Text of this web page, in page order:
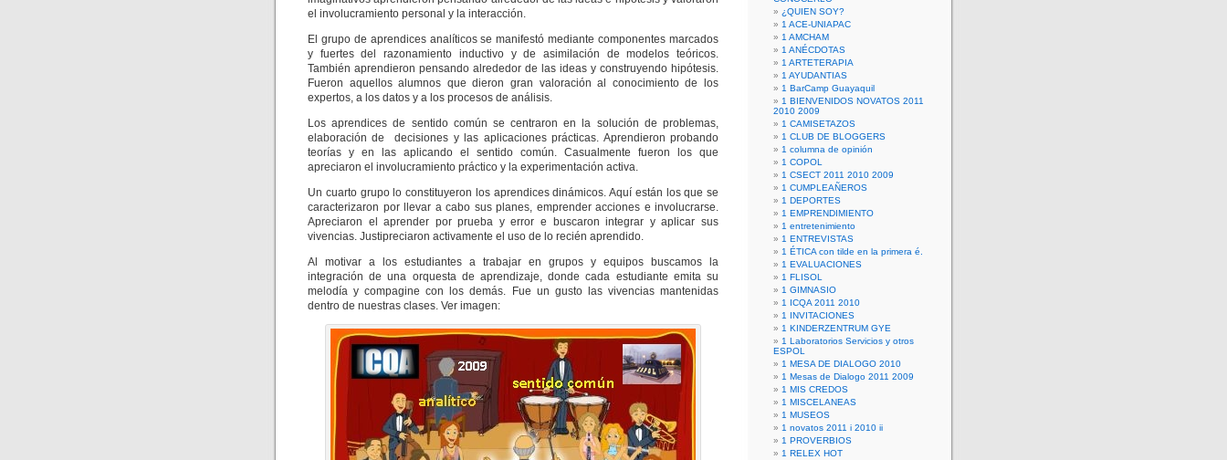
el involucramiento personal y la interacción.
El grupo de aprendices analíticos se manifestó mediante componentes marcados
y fuertes del razonamiento inductivo y de asimilación de modelos teóricos.
También aprendieron pensando alrededor de las ideas y construyendo hipótesis.
Fueron aquellos alumnos que dieron gran valoración al conocimiento de los
expertos, a los datos y a los procesos de análisis.
Los aprendices de sentido común se centraron en la solución de problemas,
elaboración de decisiones y las aplicaciones prácticas. Aprendieron probando
teorías y en las aplicando el sentido común. Casualmente fueron los que
apreciaron el involucramiento práctico y la experimentación activa.
Un cuarto grupo lo constituyeron los aprendices dinámicos. Aquí están los que se
caracterizaron por llevar a cabo sus planes, emprender acciones e involucrarse.
Apreciaron el aprender por prueba y error e buscaron integrar y aplicar sus
vivencias. Justipreciaron activamente el uso de lo recién aprendido.
Al motivar a los estudiantes a trabajar en grupos y equipos buscamos la
integración de una orquesta de aprendizaje, donde cada estudiante emita su
melodía y compagine con los demás. Fue un gusto las vivencias mantenidas
dentro de nuestras clases. Ver imagen:
¿QUIEN SOY?
1 ACE-UNIAPAC
1 AMCHAM
1 ANÉCDOTAS
1 ARTETERAPIA
1 AYUDANTIAS
1 BarCamp Guayaquil
1 BIENVENIDOS NOVATOS 2011
2010 2009
1 CAMISETAZOS
1 CLUB DE BLOGGERS
1 columna de opinión
1 COPOL
1 CSECT 2011 2010 2009
1 CUMPLEAÑEROS
1 DEPORTES
1 EMPRENDIMIENTO
1 entretenimiento
1 ENTREVISTAS
1 ÉTICA con tilde en la primera é.
1 EVALUACIONES
1 FLISOL
1 GIMNASIO
1 ICQA 2011 2010
1 INVITACIONES
1 KINDERZENTRUM GYE
1 Laboratorios Servicios y otros
ESPOL
1 MESA DE DIALOGO 2010
1 Mesas de Dialogo 2011 2009
1 MIS CREDOS
1 MISCELANEAS
1 MUSEOS
1 novatos 2011 i 2010 ii
1 PROVERBIOS
1 RELEX HOT